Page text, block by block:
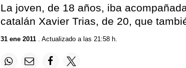
La joven, de 18 años, iba
catalán Xavier Trias, de 20, que
31 ene 2011. Actualizado a las 21:58 h.